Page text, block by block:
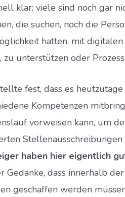
klar: viele sind noch gar
die suchen, noch die
hatten, mit
zu unterstützen oder
fest, dass es
Kompetenzen
vorweisen kann, um
haben hier eigentlich
Gedanke, dass innerhalb
geschaffen werden